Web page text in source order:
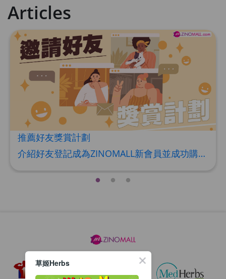
草姬益菌の白潤
Maximum 1 additional products allowed
to the cart
HKD$99 Add To Cart
HERBS U-TIGHT
Maximum 1 additional products allowed
to the cart
HKD$169
HKD$369
Add To Cart
Energie Super Power 5:1 (到期日
2028年1月)
to the cart
Maximum 1 additional products allowed
to the cart
HKD$88 Add To Cart
Articles
推薦好友獎賞計劃
介紹好友登記成為ZINOMALL新會員並成功購物，您即可獲得$50Mall Dollar現金回贈，你的好友亦可同時獲得$50Mall Dollar現金回贈。 **舊會員必須完成首張訂單才可開通邀請好友獎賞計劃** 1. 舊會員可於 我的帳戶>>>邀請好友獎賞 中找到 好友推薦碼 (紅圈位置) 2. 會員可複製好友推薦碼並透過 Whatsapp / Facebook / Email分享給自己好友。推薦好友次數不限，介紹愈多新朋友，可獲得愈多Mall Dollar現金回贈。 3. 好友
草姬Herbs